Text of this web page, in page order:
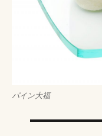
パイン大福